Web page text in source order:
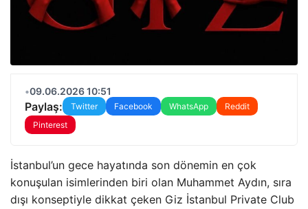
•09.06.2026 10:51
Paylaş: Twitter Facebook WhatsApp
Reddit
Pinterest
İstanbul’un gece hayatında son dönemin en çok
konuşulan isimlerinden biri olan Muhammet Aydın, sıra
dışı konseptiyle dikkat çeken Giz İstanbul Private Club